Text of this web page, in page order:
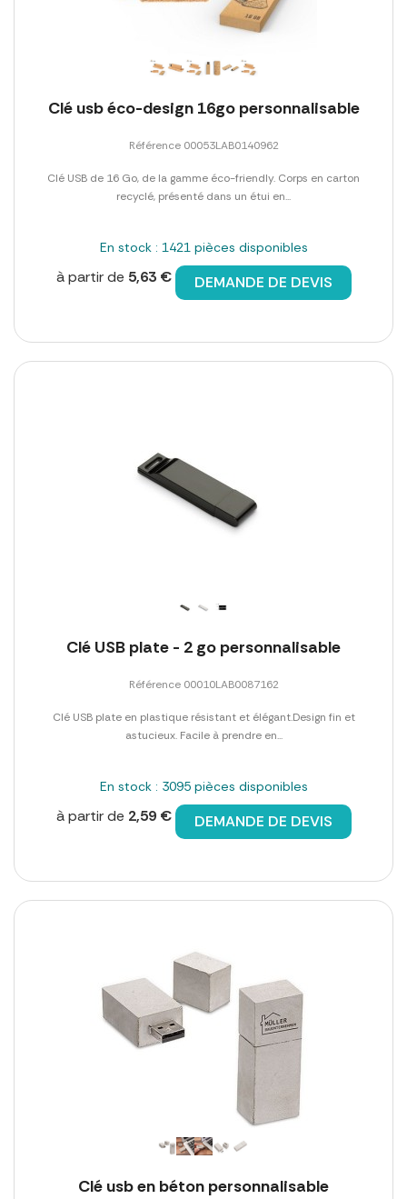
Clé usb éco-design 16go personnalisable
Référence 00053LAB0140962
Clé USB de 16 Go, de la gamme éco-friendly. Corps en carton
recyclé, présenté dans un étui en...
En stock : 1421 pièces disponibles
à partir de 5,63 € DEMANDE DE DEVIS
Clé USB plate - 2 go personnalisable
Référence 00010LAB0087162
Clé USB plate en plastique résistant et élégant.Design fin et
astucieux. Facile à prendre en...
En stock : 3095 pièces disponibles
à partir de 2,59 € DEMANDE DE DEVIS
Clé usb en béton personnalisable